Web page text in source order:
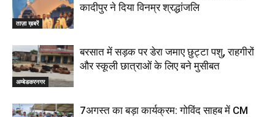
ताज़ा ख़बरें
कादीपुर ने दिया विनम्र श्रद्धांजलि
अम्बेडकरनगर
बरसात में सड़क पर डेरा जमाए छुट्टा पशु, राहगीरों
और स्कूली छात्राओं के लिए बने मुसीबत
7अगस्त का बड़ा कार्यक्रम: गोविंद साहब में CM